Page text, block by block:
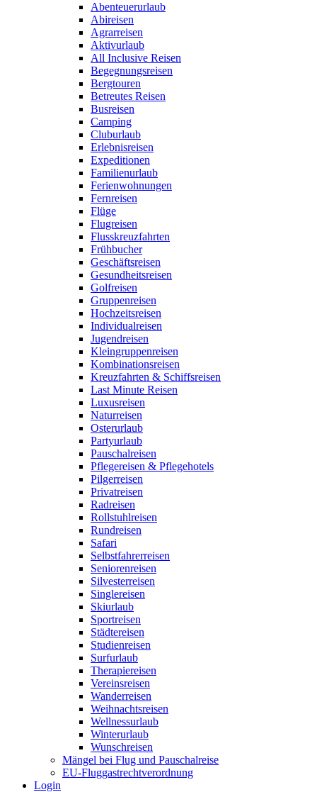
Abenteuerurlaub
Abireisen
Agrarreisen
Aktivurlaub
All Inclusive Reisen
Begegnungsreisen
Bergtouren
Betreutes Reisen
Busreisen
Camping
Cluburlaub
Erlebnisreisen
Expeditionen
Familienurlaub
Ferienwohnungen
Fernreisen
Flüge
Flugreisen
Flusskreuzfahrten
Frühbucher
Geschäftsreisen
Gesundheitsreisen
Golfreisen
Gruppenreisen
Hochzeitsreisen
Individualreisen
Jugendreisen
Kleingruppenreisen
Kombinationsreisen
Kreuzfahrten & Schiffsreisen
Last Minute Reisen
Luxusreisen
Naturreisen
Osterurlaub
Partyurlaub
Pauschalreisen
Pflegereisen & Pflegehotels
Pilgerreisen
Privatreisen
Radreisen
Rollstuhlreisen
Rundreisen
Safari
Selbstfahrerreisen
Seniorenreisen
Silvesterreisen
Singlereisen
Skiurlaub
Sportreisen
Städtereisen
Studienreisen
Surfurlaub
Therapiereisen
Vereinsreisen
Wanderreisen
Weihnachtsreisen
Wellnessurlaub
Winterurlaub
Wunschreisen
Mängel bei Flug und Pauschalreise
EU-Fluggastrechtverordnung
Login